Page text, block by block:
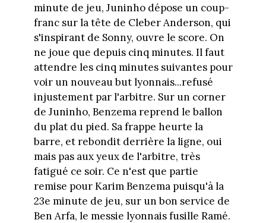
minute de jeu, Juninho dépose un coup-
franc sur la tête de Cleber Anderson, qui
s'inspirant de Sonny, ouvre le score. On
ne joue que depuis cinq minutes. Il faut
attendre les cinq minutes suivantes pour
voir un nouveau but lyonnais...refusé
injustement par l'arbitre. Sur un corner
de Juninho, Benzema reprend le ballon
du plat du pied. Sa frappe heurte la
barre, et rebondit derrière la ligne, oui
mais pas aux yeux de l'arbitre, très
fatigué ce soir. Ce n'est que partie
remise pour Karim Benzema puisqu'à la
23e minute de jeu, sur un bon service de
Ben Arfa, le messie lyonnais fusille Ramé.